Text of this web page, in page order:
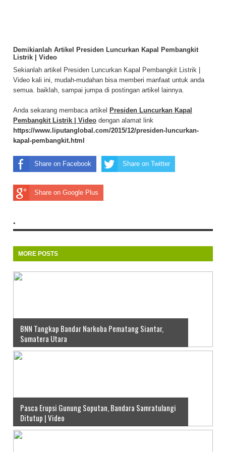
Demikianlah Artikel Presiden Luncurkan Kapal Pembangkit
Listrik | Video
Sekianlah artikel Presiden Luncurkan Kapal Pembangkit Listrik |
Video kali ini, mudah-mudahan bisa memberi manfaat untuk anda
semua. baiklah, sampai jumpa di postingan artikel lainnya.
Anda sekarang membaca artikel Presiden Luncurkan Kapal
Pembangkit Listrik | Video dengan alamat link
https://www.liputanglobal.com/2015/12/presiden-luncurkan-
kapal-pembangkit.html
Share on Facebook Share on Twitter
Share on Google Plus
.
MORE POSTS
BNN Tangkap Bandar Narkoba Pematang Siantar,
Sumatera Utara
Pasca Erupsi Gunung Soputan, Bandara Samratulangi
Ditutup | Video